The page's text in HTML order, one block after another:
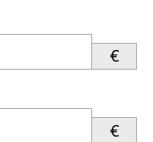
€
€